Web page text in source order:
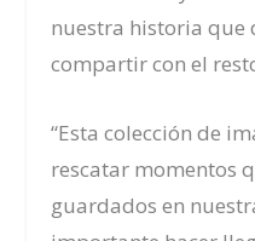
nuestra historia que
compartir con el
“Esta colección de
rescatar momentos
guardados en